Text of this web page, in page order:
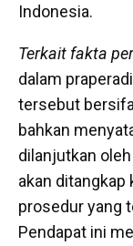
Indonesia.
Terkait fakta
dalam
tersebut
bahkan
dilanjutkan
akan ditangkap
prosedur yang
Pendapat ini